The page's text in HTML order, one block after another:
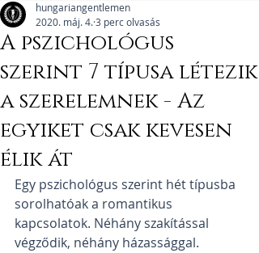
A pszichológus
szerint 7 típusa létezik
a szerelemnek - Az
egyiket csak kevesen
élik át
hungariangentlemen
2020. máj. 4.3 perc olvasás
Egy pszichológus szerint hét típusba
sorolhatóak a romantikus
kapcsolatok. Néhány szakítással
végződik, néhány házassággal.